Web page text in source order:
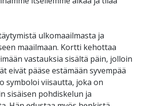
ulkomaailmasta ja
maailmaan. Kortti kehottaa
vastauksia sisältä päin, jolloin
eivät pääse estämään syvempää
symboloi viisautta, joka on
sisäisen pohdiskelun ja